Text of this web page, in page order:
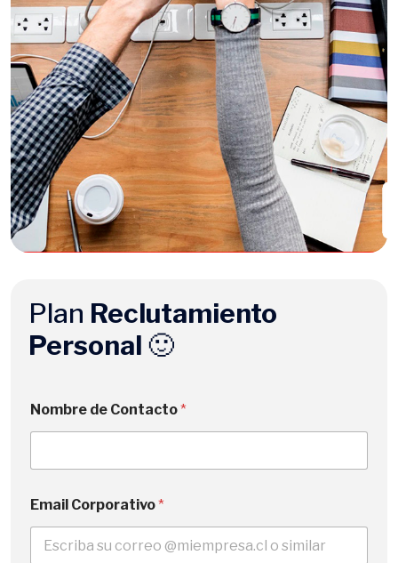
Plan Reclutamiento
Personal 🙂
Nombre de Contacto*
Email Corporativo*